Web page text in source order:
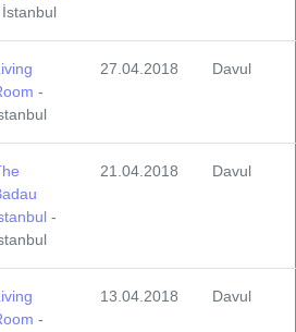
-
27.04.2018 Davul
-
21.04.2018 Davul
-
13.04.2018 Davul